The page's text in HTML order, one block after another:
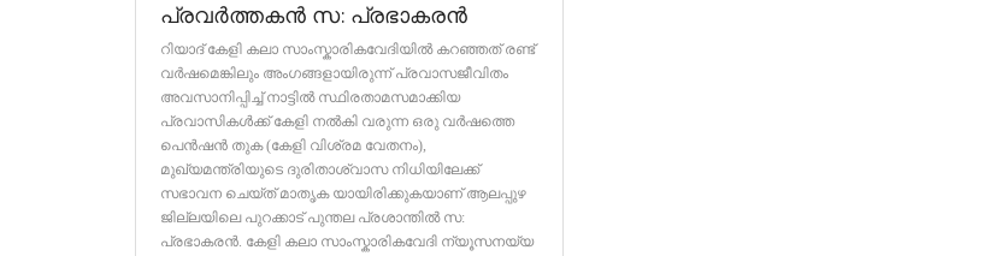
പ്രവർത്തകൻ സ: പ്രഭാകരൻ
റിയാദ്‌ കേളി കലാ സാംസ്കാരികവേദിയിൽ കറഞ്ഞത്‌ രണ്ട്‌
വർഷമെങ്കിലും അംഗങ്ങളായിരുന്ന്‌ പ്രവാസജീവിതം
അവസാനിപ്പിച്ച്‌ നാട്ടിൽ സ്ഥിരതാമസമാക്കിയ
പ്രവാസികൾക്ക്‌ കേളി നൽകി വരുന്ന ഒരു വർഷത്തെ
പെൻഷൻ തുക (കേളി വിശ്രമ വേതനം),
മുഖ്യമന്ത്രിയുടെ ദുരിതാശ്വാസ നിധിയിലേക്ക്‌
സഭാവന ചെയ്ത്‌ മാതൃക യായിരിക്കുകയാണ്‌ ആലപ്പുഴ
ജില്ലയിലെ പുറക്കാട്‌ പുന്തല പ്രശാന്തിൽ സ:
പ്രഭാകരൻ. കേളി കലാ സാംസ്കാരികവേദി ന്യൂസനയ്യ